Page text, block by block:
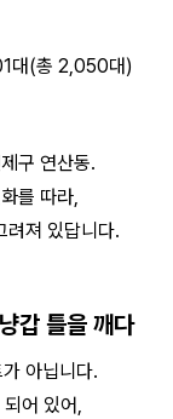
대(총 2,050대)
구 연산동.
를 따라,
려져 있답니다.
갑 틀을 깨다
아닙니다.
어 있어,